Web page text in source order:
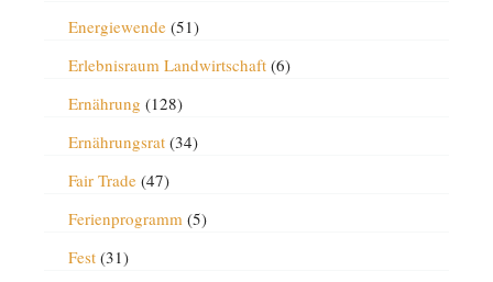
Energiewende(51)
Erlebnisraum Landwirtschaft(6)
Ernährung (128)
Ernährungsrat(34)
Fair Trade(47)
Ferienprogramm (5)
Fest(31)